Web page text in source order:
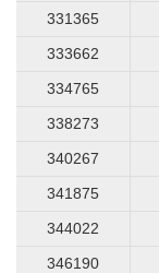
331365
333662
334765
338273
340267
341875
344022
346190